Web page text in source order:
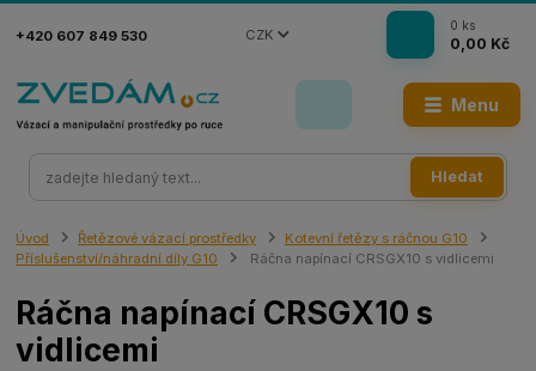
Menu
CZK
Hledat
+420 607 849 530
0 ks
0,00 Kč
Úvod Řetězové vázací prostředky
Kotevní řetězy s ráčnou G10
Příslušenství/náhradní díly G10
Ráčna napínací CRSGX10 s vidlicemi
Ráčna napínací CRSGX10 s
vidlicemi